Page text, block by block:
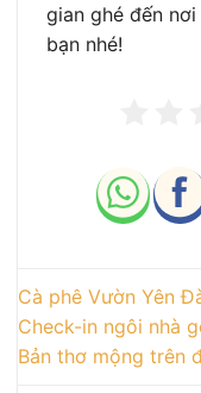
gian ghé đến
bạn nhé!
Cà phê Vườn Yên
Check-in ngôi nhà
Bản thơ mộng trên